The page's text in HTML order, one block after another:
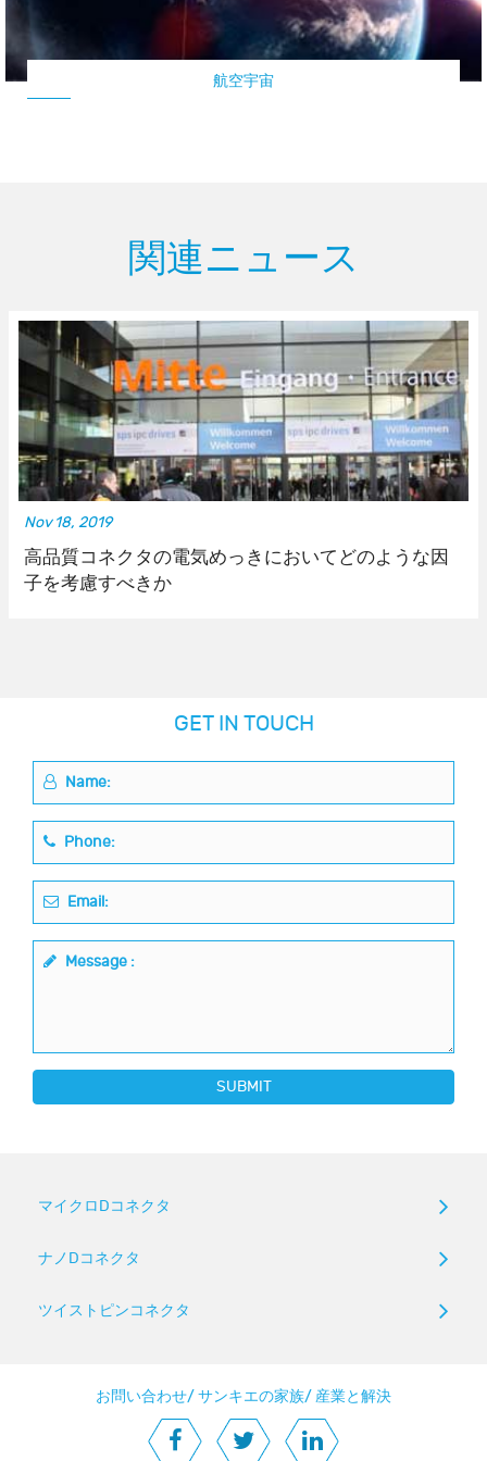
航空宇宙
関連ニュース
Nov 18, 2019
高品質コネクタの電気めっきにおいてどのような因
子を考慮すべきか
GET IN TOUCH
Name:
Phone:
Email:
Message :
SUBMIT
マイクロDコネクタ
ナノDコネクタ
ツイストピンコネクタ
お問い合わせ/サンキエの家族/ 産業と解決